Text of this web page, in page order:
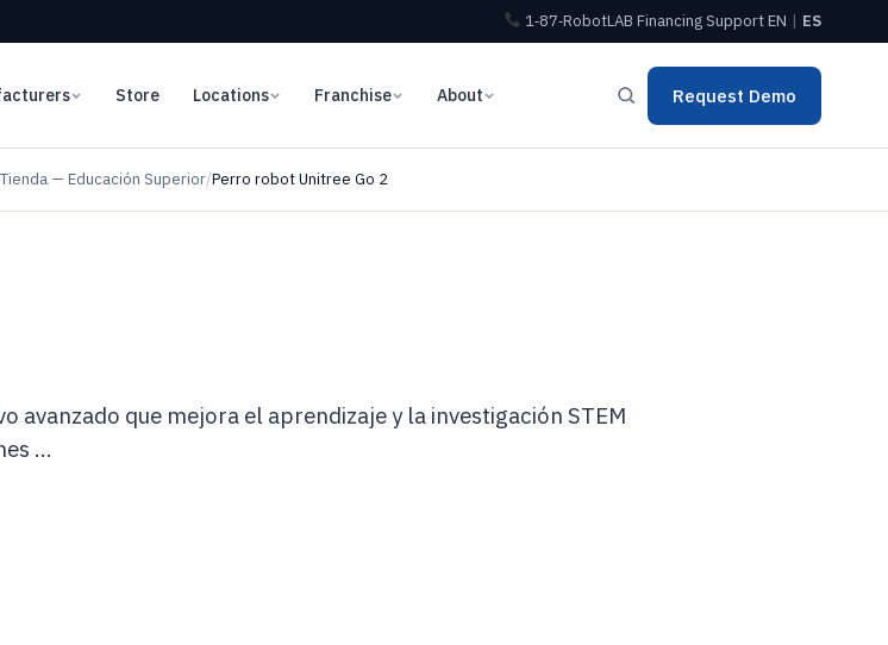
1‑87‑RobotLAB FinancingSupportEN | ES
Store Locations Franchise About Request Demo
Tienda — Educación Superior/Perro robot Unitree Go 2
avanzado que mejora el aprendizaje y la investigación STEM
...